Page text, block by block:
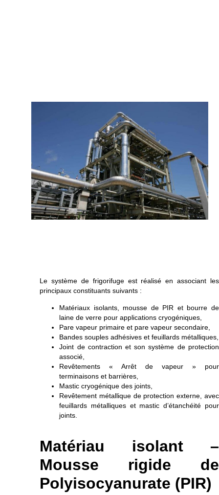
Le système de frigorifuge est réalisé en associant les
principaux constituants suivants :
Matériaux isolants, mousse de PIR et bourre de
laine de verre pour applications cryogéniques,
Pare vapeur primaire et pare vapeur secondaire,
Bandes souples adhésives et feuillards métalliques,
Joint de contraction et son système de protection
associé,
Revêtements « Arrêt de vapeur » pour
terminaisons et barrières,
Mastic cryogénique des joints,
Revêtement métallique de protection externe, avec
feuillards métalliques et mastic d’étanchéité pour
joints.
Matériau isolant –
Mousse rigide de
Polyisocyanurate (PIR)